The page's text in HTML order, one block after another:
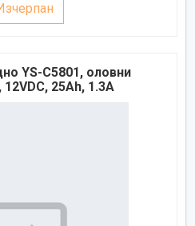
YS-C5801, оловни
25Ah, 1.3A